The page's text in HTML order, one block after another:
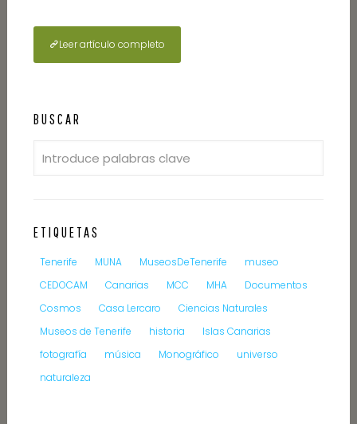
Leer artículo completo
BUSCAR
ETIQUETAS
Tenerife MUNA MuseosDeTenerife
museo
CEDOCAM
Canarias MCC MHA
Documentos
Cosmos
Casa Lercaro
Ciencias Naturales
Museos de Tenerife
historia
Islas Canarias
fotografía
música Monográfico
universo
naturaleza